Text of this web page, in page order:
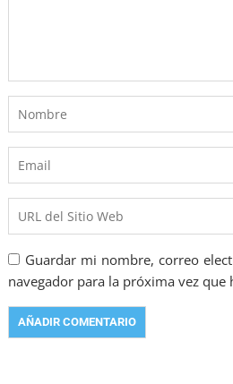
Guardar mi nombre, correo
navegador para la próxima vez que